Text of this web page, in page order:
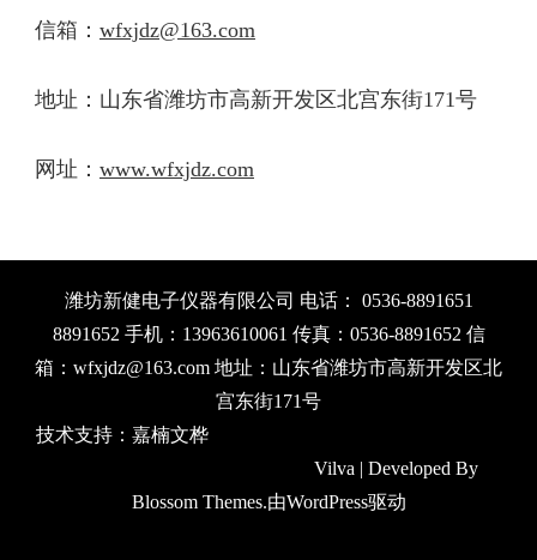
信箱： wfxjdz@163.com
地址：山东省潍坊市高新开发区北宫东街171号
网址： www.wfxjdz.com
潍坊新健电子仪器有限公司 电话： 0536-8891651
8891652 手机：13963610061 传真：0536-8891652 信
箱：wfxjdz@163.com 地址：山东省潍坊市高新开发区北
宫东街171号
技术支持： 嘉楠文桦
Vilva | Developed By
Blossom Themes.由WordPress驱动